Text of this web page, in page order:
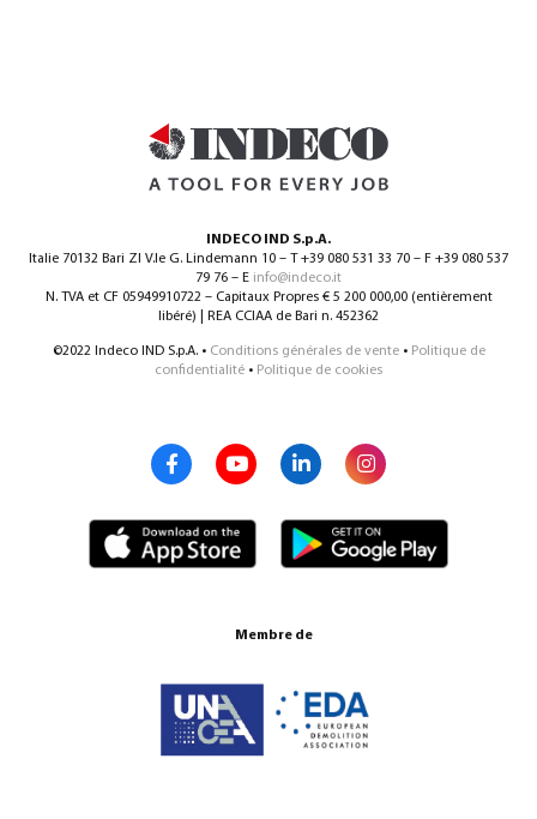
INDECO IND S.p.A.
Italie 70132 Bari ZI V.le G. Lindemann 10 – T +39 080 531 33 70 – F +39 080 537
79 76 – E info@indeco.it
N. TVA et CF 05949910722 – Capitaux Propres € 5 200 000,00 (entièrement
libéré) | REA CCIAA de Bari n. 452362
©2022 Indeco IND S.p.A. • Conditions générales de vente• Politique de
confidentialité • Politique de cookies
Membre de